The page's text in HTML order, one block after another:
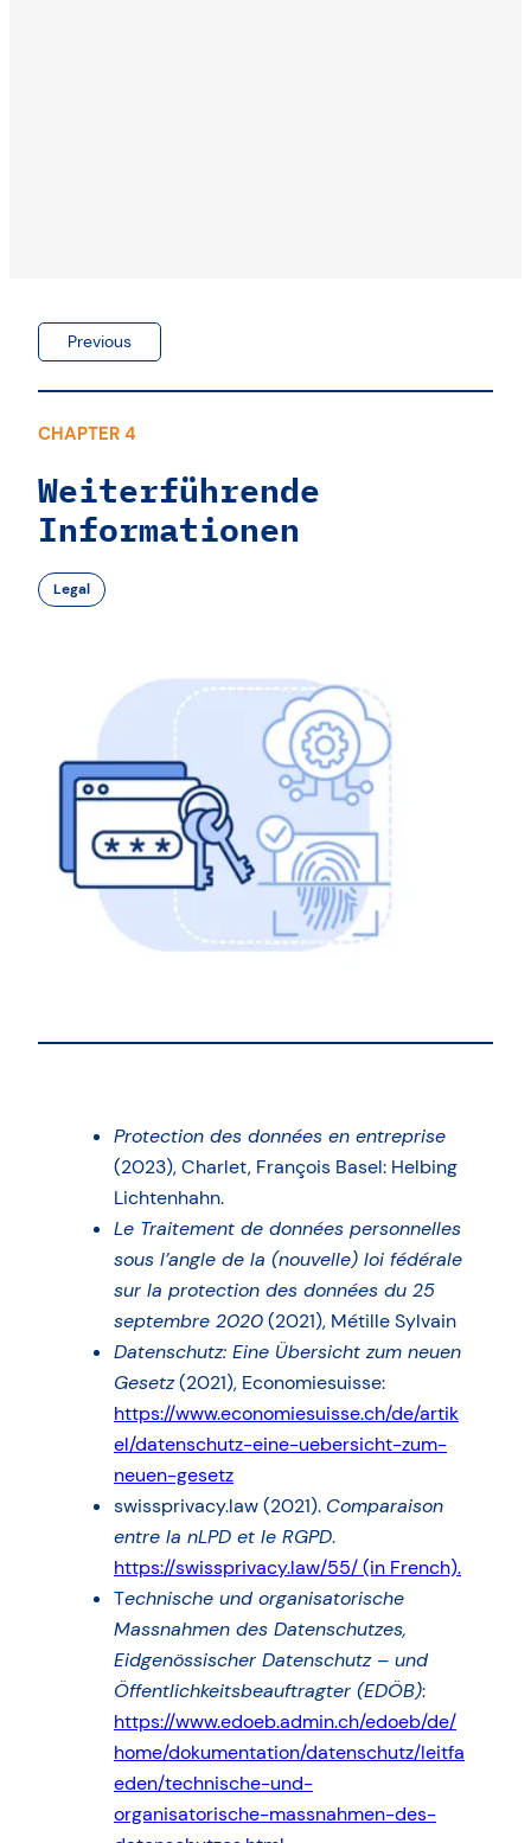
Previous
CHAPTER 4
Weiterführende
Informationen
Legal
Protection des données en entreprise
(2023), Charlet, François Basel: Helbing
Lichtenhahn.
Le Traitement de données personnelles
sous l’angle de la (nouvelle) loi fédérale
sur la protection des données du 25
septembre 2020(2021), Métille Sylvain
Datenschutz: Eine Übersicht zum neuen
Gesetz(2021), Economiesuisse:
https://www.economiesuisse.ch/de/artik
el/datenschutz-eine-uebersicht-zum-
neuen-gesetz
swissprivacy.law (2021). Comparaison
entre la nLPD et le RGPD.
https://swissprivacy.law/55/ (in French).
Technische und organisatorische
Massnahmen des Datenschutzes,
Eidgenössischer Datenschutz – und
Öffentlichkeitsbeauftragter (EDÖB):
https://www.edoeb.admin.ch/edoeb/de/
home/dokumentation/datenschutz/leitfa
eden/technische-und-
organisatorische-massnahmen-des-